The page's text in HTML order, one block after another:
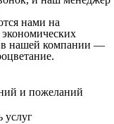
нами на
в нашей компании —
и пожеланий
услуг